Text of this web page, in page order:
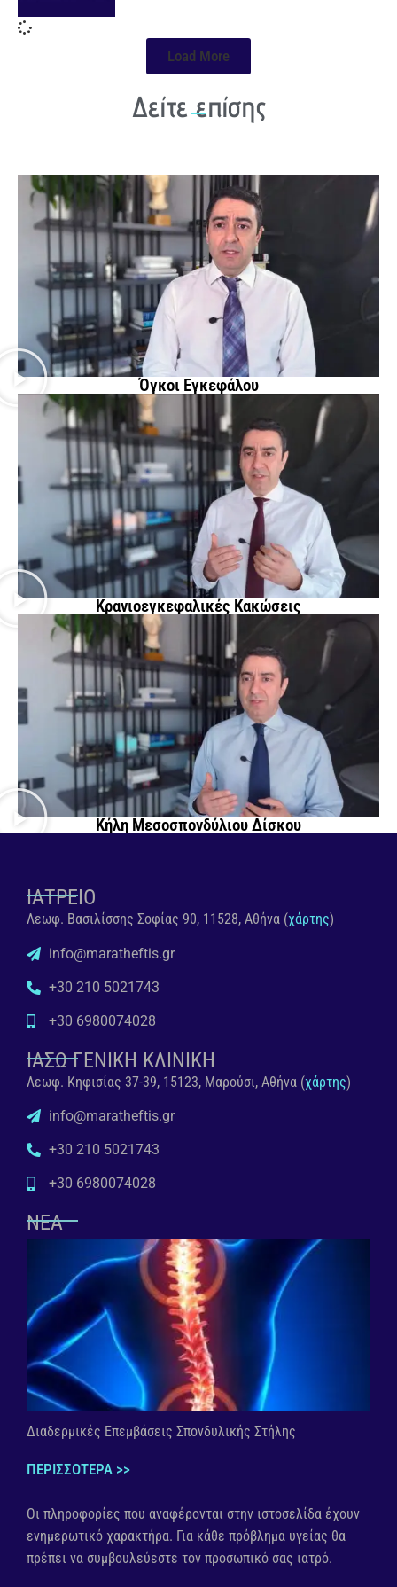
Load More
Δείτε επίσης
Όγκοι Εγκεφάλου
Κρανιοεγκεφαλικές Κακώσεις
Κήλη Μεσοσπονδύλιου Δίσκου
ΙΑΤΡΕΙΟ
Λεωφ. Βασιλίσσης Σοφίας 90, 11528, Αθήνα (χάρτης)
info@maratheftis.gr
+30 210 5021743
+30 6980074028
ΙΑΣΩ ΓΕΝΙΚΗ ΚΛΙΝΙΚΗ
Λεωφ. Κηφισίας 37-39, 15123, Μαρούσι, Αθήνα (χάρτης)
info@maratheftis.gr
+30 210 5021743
+30 6980074028
ΝΕΑ
Διαδερμικές Επεμβάσεις Σπονδυλικής Στήλης
ΠΕΡΙΣΣΟΤΕΡΑ >>
Οι πληροφορίες που αναφέρονται στην ιστοσελίδα έχουν
ενημερωτικό χαρακτήρα. Για κάθε πρόβλημα υγείας θα
πρέπει να συμβουλεύεστε τον προσωπικό σας ιατρό.